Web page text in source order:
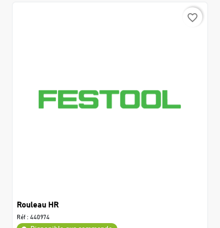
favorite_border
Rouleau HR
Réf : 440974